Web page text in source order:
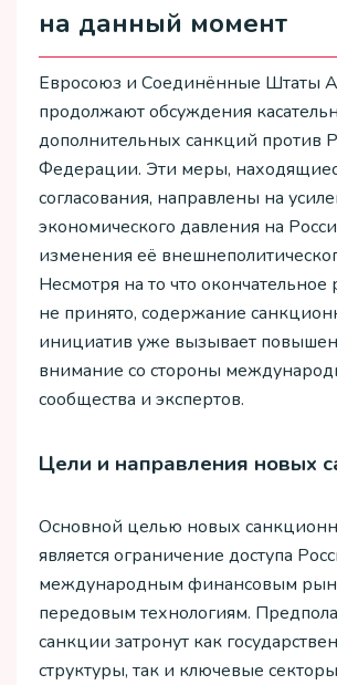
на данный момент
Евросоюз и Соединённые Штаты
продолжают обсуждения
дополнительных санкций против
Федерации. Эти меры,
согласования, направлены на
экономического давления на
изменения её
Несмотря на то что
не принято, содержание
инициатив уже вызывает
внимание со стороны
сообщества и экспертов.
Цели и направления новых
Основной целью новых
является ограничение доступа
международным финансовым
передовым технологиям.
санкции затронут как
структуры, так и ключевые